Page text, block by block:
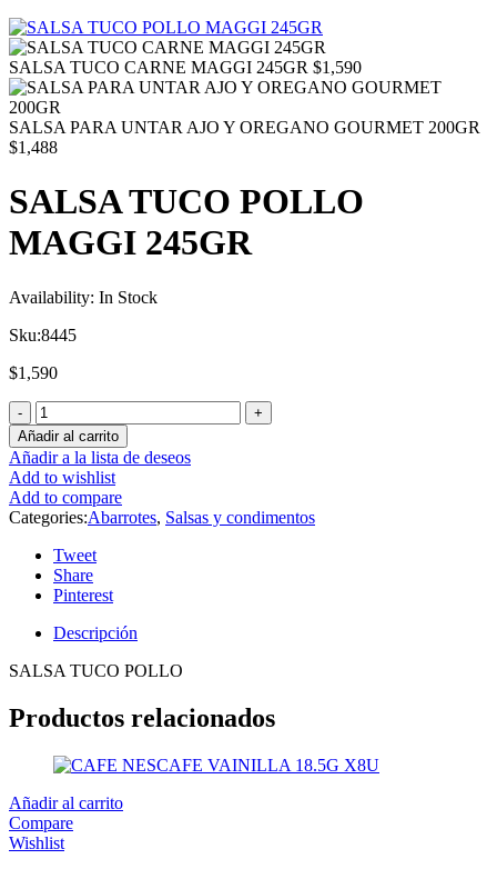
SALSA TUCO CARNE MAGGI 245GR $1,590
SALSA PARA UNTAR AJO Y OREGANO GOURMET 200GR
$1,488
SALSA TUCO POLLO
MAGGI 245GR
Availability: In Stock
Sku:8445
$1,590
Añadir al carrito
Añadir a la lista de deseos
Add to wishlist
Add to compare
Categories:Abarrotes, Salsas y condimentos
Tweet
Share
Pinterest
Descripción
SALSA TUCO POLLO
Productos relacionados
Añadir al carrito
Compare
Wishlist